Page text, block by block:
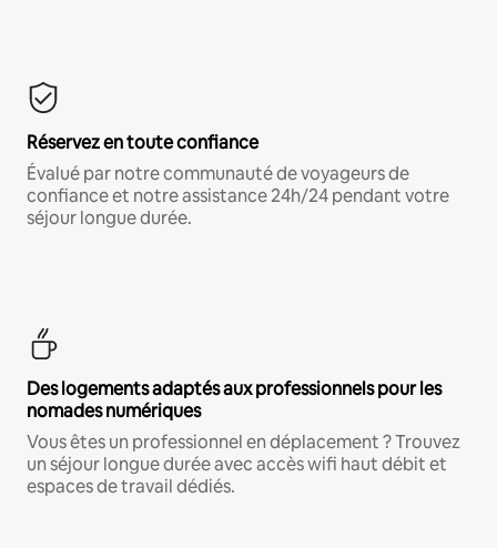
Réservez en toute confiance
Évalué par notre communauté de voyageurs de
confiance et notre assistance 24h/24 pendant votre
séjour longue durée.
Des logements adaptés aux professionnels pour les
nomades numériques
Vous êtes un professionnel en déplacement ? Trouvez
un séjour longue durée avec accès wifi haut débit et
espaces de travail dédiés.